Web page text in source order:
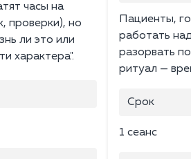
часы на
проверки), но
ли это или
характера".
Пациенты,
работать
разорвать
ритуал —
Срок
1 сеанс